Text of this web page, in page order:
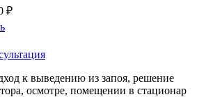
₽
к выведению из запоя, решение
осмотре, помещении в стационар